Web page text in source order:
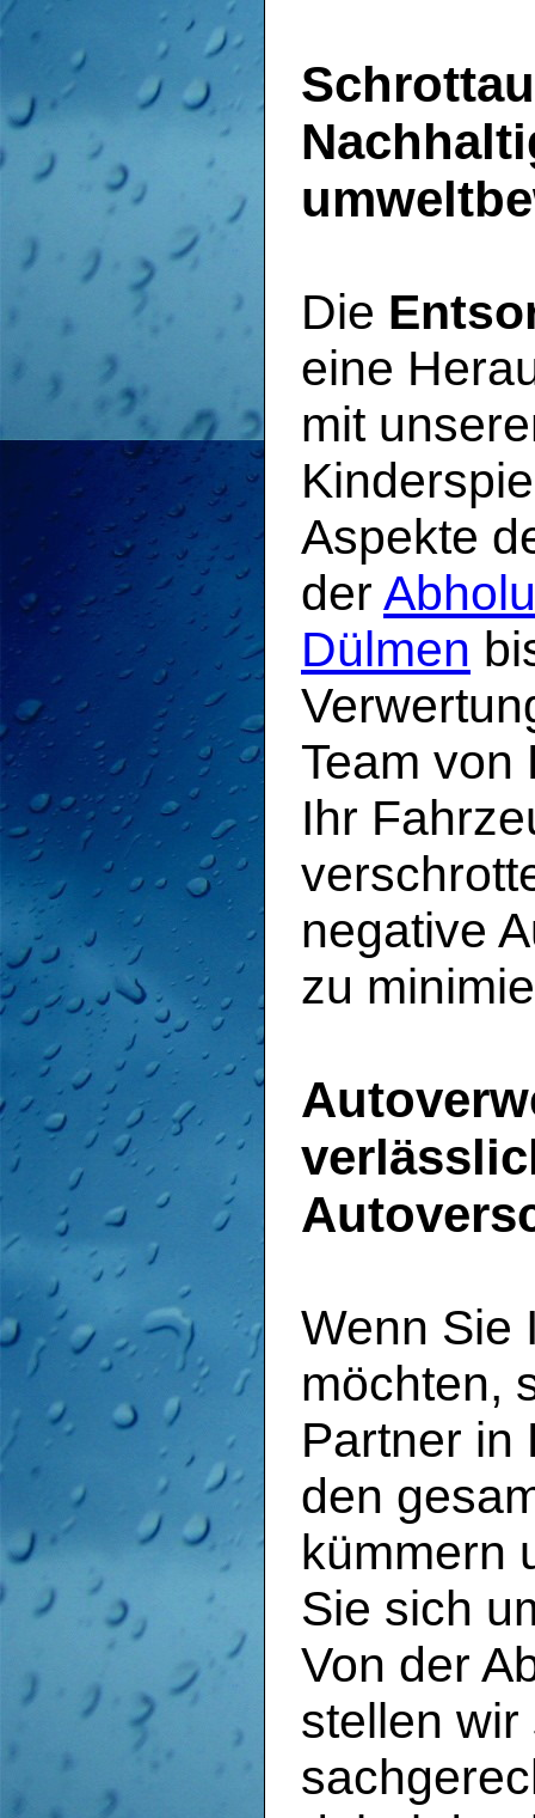
Die
eine
mit
Aspekte
der
Dülmen
Team von
Ihr
negative
zu
Wenn Sie
möchten,
Partner in
den
kümmern
Sie sich
Von der
stellen